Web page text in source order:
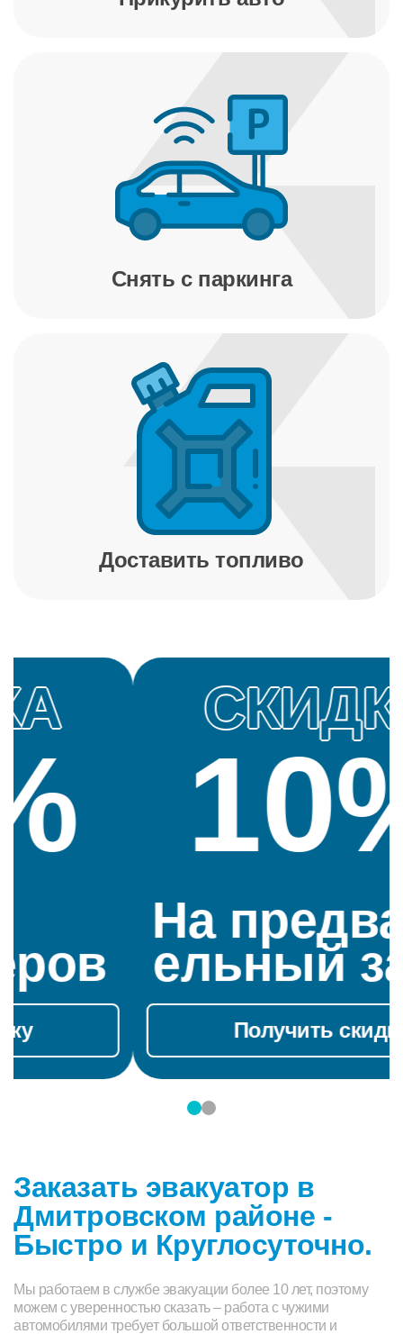
Снять с паркинга
Доставить топливо
СКИДКА
10%
На предварит
ельный заказ
Получить скидку
Заказать эвакуатор в
Дмитровском районе -
Быстро и Круглосуточно.
Мы работаем в службе эвакуации более 10 лет, поэтому
можем с уверенностью сказать – работа с чужими
автомобилями требует большой ответственности и